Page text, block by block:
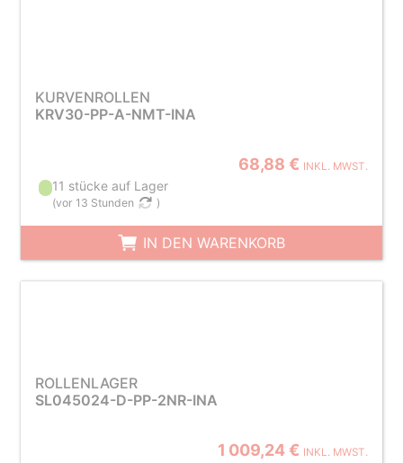
KURVENROLLEN
KRV30-PP-A-NMT-INA
68,88 € INKL. MWST.
11 stücke auf Lager
(vor 13 Stunden )
IN DEN WARENKORB
ROLLENLAGER
SL045024-D-PP-2NR-INA
1 009,24 € INKL. MWST.